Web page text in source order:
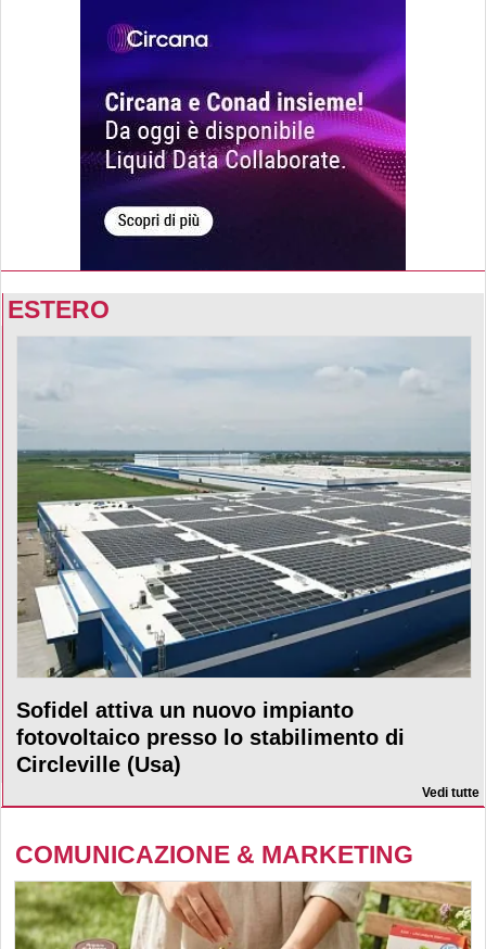
ESTERO
Sofidel attiva un nuovo impianto
fotovoltaico presso lo stabilimento di
Circleville (Usa)
Vedi tutte
COMUNICAZIONE & MARKETING